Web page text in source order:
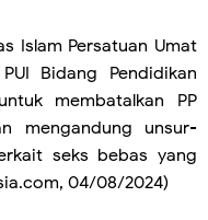
Islam Persatuan Umat
Bidang Pendidikan
membatalkan PP
mengandung unsur-
seks bebas yang
04/08/2024)